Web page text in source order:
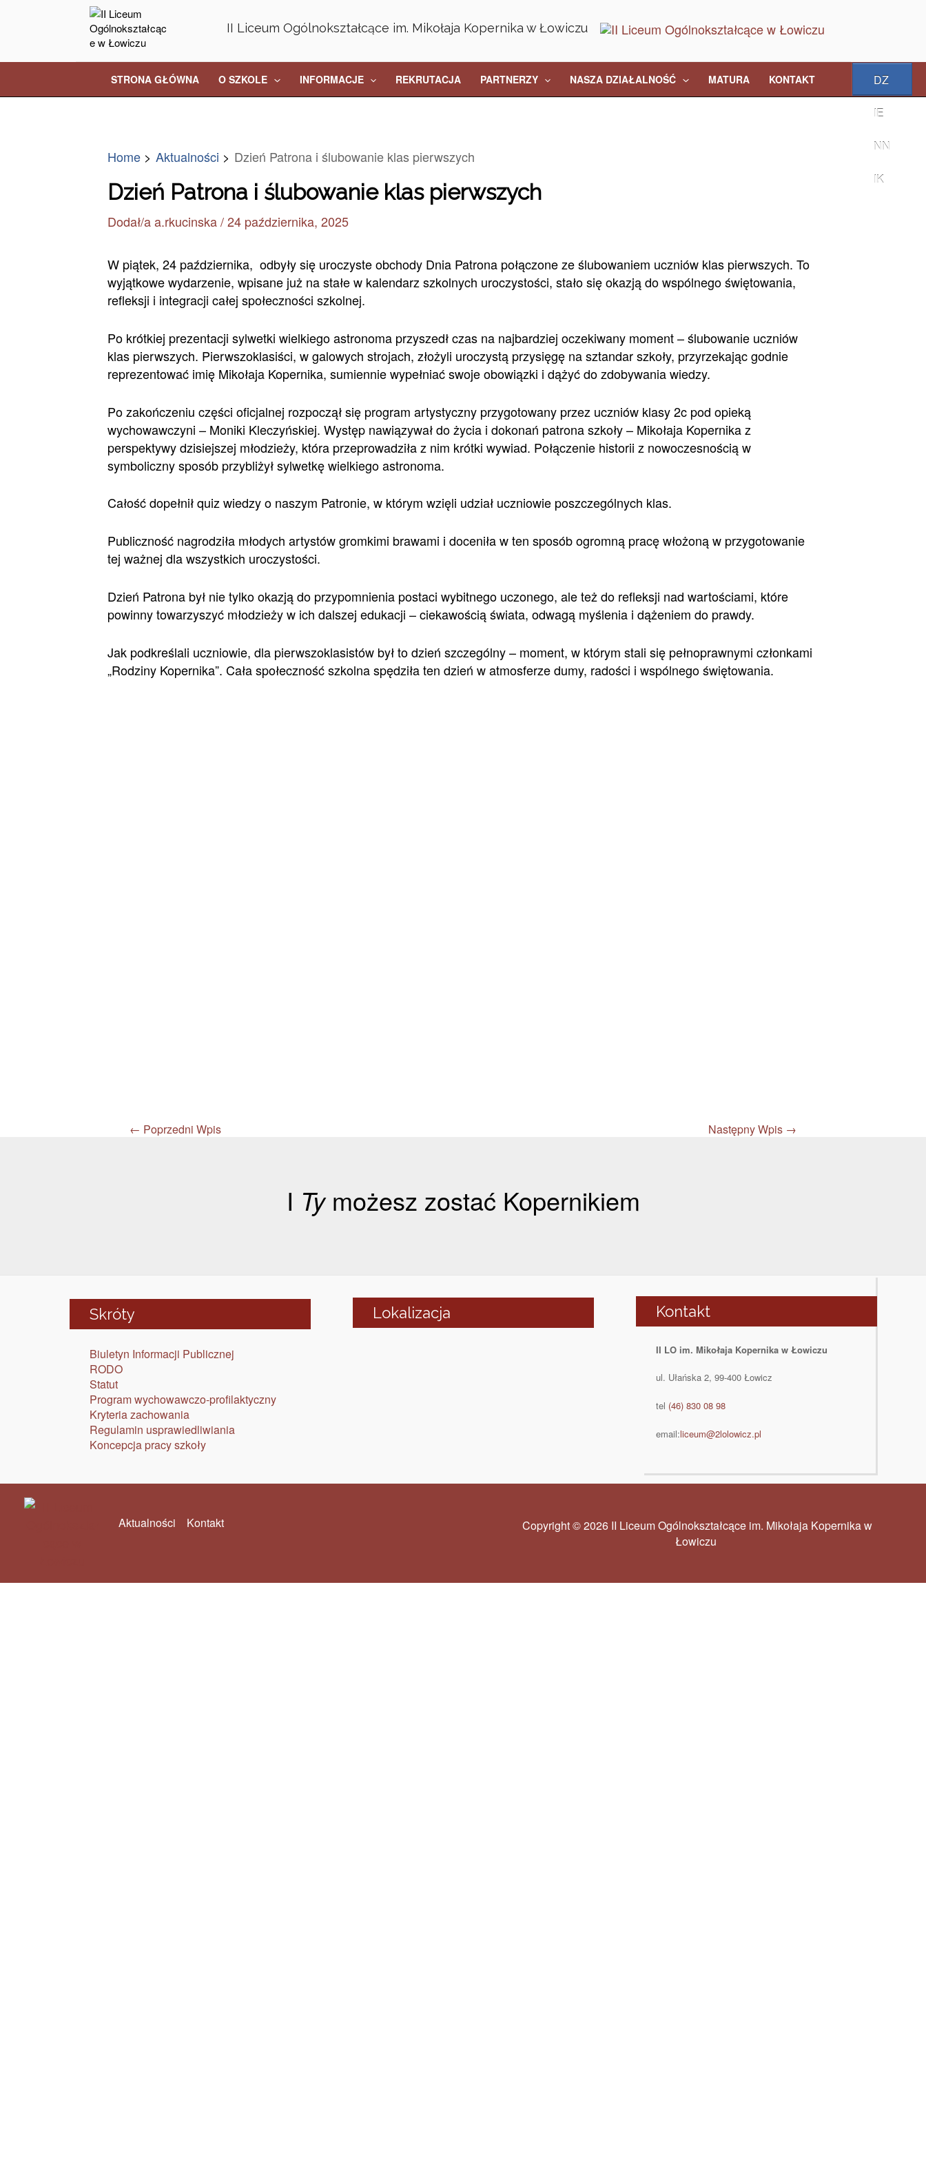
II Liceum Ogólnokształcące im. Mikołaja Kopernika w Łowiczu
STRONA GŁÓWNA O SZKOLE INFORMACJE REKRUTACJA PARTNERZY NASZA DZIAŁALNOŚĆ MATURA KONTAKT DZ
IE
NN
IK
Home Aktualności Dzień Patrona i ślubowanie klas pierwszych
Dzień Patrona i ślubowanie klas pierwszych
Dodał/aa.rkucinska/24 października, 2025
W piątek, 24 października, odbyły się uroczyste obchody Dnia Patrona połączone ze ślubowaniem uczniów klas pierwszych. To
wyjątkowe wydarzenie, wpisane już na stałe w kalendarz szkolnych uroczystości, stało się okazją do wspólnego świętowania,
refleksji i integracji całej społeczności szkolnej.
Po krótkiej prezentacji sylwetki wielkiego astronoma przyszedł czas na najbardziej oczekiwany moment – ślubowanie uczniów
klas pierwszych. Pierwszoklasiści, w galowych strojach, złożyli uroczystą przysięgę na sztandar szkoły, przyrzekając godnie
reprezentować imię Mikołaja Kopernika, sumiennie wypełniać swoje obowiązki i dążyć do zdobywania wiedzy.
Po zakończeniu części oficjalnej rozpoczął się program artystyczny przygotowany przez uczniów klasy 2c pod opieką
wychowawczyni – Moniki Kleczyńskiej. Występ nawiązywał do życia i dokonań patrona szkoły – Mikołaja Kopernika z
perspektywy dzisiejszej młodzieży, która przeprowadziła z nim krótki wywiad. Połączenie historii z nowoczesnością w
symboliczny sposób przybliżył sylwetkę wielkiego astronoma.
Całość dopełnił quiz wiedzy o naszym Patronie, w którym wzięli udział uczniowie poszczególnych klas.
Publiczność nagrodziła młodych artystów gromkimi brawami i doceniła w ten sposób ogromną pracę włożoną w przygotowanie
tej ważnej dla wszystkich uroczystości.
Dzień Patrona był nie tylko okazją do przypomnienia postaci wybitnego uczonego, ale też do refleksji nad wartościami, które
powinny towarzyszyć młodzieży w ich dalszej edukacji – ciekawością świata, odwagą myślenia i dążeniem do prawdy.
Jak podkreślali uczniowie, dla pierwszoklasistów był to dzień szczególny – moment, w którym stali się pełnoprawnymi członkami
„Rodziny Kopernika”. Cała społeczność szkolna spędziła ten dzień w atmosferze dumy, radości i wspólnego świętowania.
Post
navigation
← Poprzedni Wpis Następny Wpis →
I Tymożesz zostać Kopernikiem
Skróty
Biuletyn Informacji Publicznej
RODO
Statut
Program wychowawczo-profilaktyczny
Kryteria zachowania
Regulamin usprawiedliwiania
Koncepcja pracy szkoły
Lokalizacja Kontakt
II LO im. Mikołaja Kopernika w Łowiczu
ul. Ułańska 2, 99-400 Łowicz
tel (46) 830 08 98
email:liceum@2lolowicz.pl
Aktualności Kontakt
Copyright © 2026 II Liceum Ogólnokształcące im. Mikołaja Kopernika w
Łowiczu